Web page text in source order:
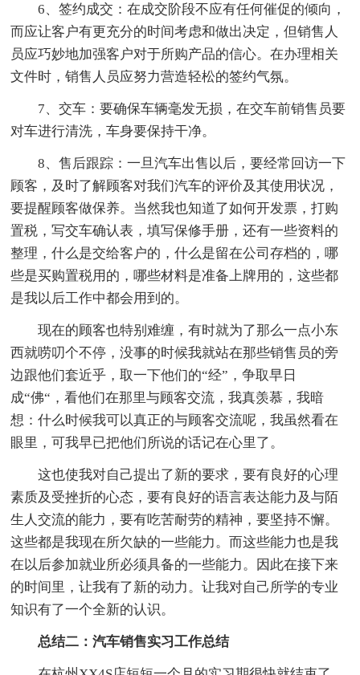
6、签约成交：在成交阶段不应有任何催促的倾向，
而应让客户有更充分的时间考虑和做出决定，但销售人
员应巧妙地加强客户对于所购产品的信心。在办理相关
文件时，销售人员应努力营造轻松的签约气氛。
7、交车：要确保车辆毫发无损，在交车前销售员要
对车进行清洗，车身要保持干净。
8、售后跟踪：一旦汽车出售以后，要经常回访一下
顾客，及时了解顾客对我们汽车的评价及其使用状况，
要提醒顾客做保养。当然我也知道了如何开发票，打购
置税，写交车确认表，填写保修手册，还有一些资料的
整理，什么是交给客户的，什么是留在公司存档的，哪
些是买购置税用的，哪些材料是准备上牌用的，这些都
是我以后工作中都会用到的。
现在的顾客也特别难缠，有时就为了那么一点小东
西就唠叨个不停，没事的时候我就站在那些销售员的旁
边跟他们套近乎，取一下他们的“经”，争取早日
成“佛“，看他们在那里与顾客交流，我真羡慕，我暗
想：什么时候我可以真正的与顾客交流呢，我虽然看在
眼里，可我早已把他们所说的话记在心里了。
这也使我对自己提出了新的要求，要有良好的心理
素质及受挫折的心态，要有良好的语言表达能力及与陌
生人交流的能力，要有吃苦耐劳的精神，要坚持不懈。
这些都是我现在所欠缺的一些能力。而这些能力也是我
在以后参加就业所必须具备的一些能力。因此在接下来
的时间里，让我有了新的动力。让我对自己所学的专业
知识有了一个全新的认识。
总结二：汽车销售实习工作总结